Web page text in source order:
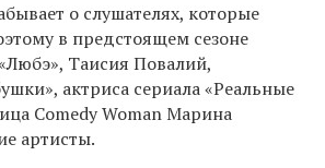
о слушателях, которые
в предстоящем сезоне
Таисия Повалий,
актриса сериала «Реальные
Comedy Woman Марина
артисты.